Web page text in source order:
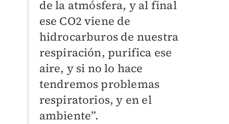
de la atmósfera, y al final
ese CO2 viene de
hidrocarburos de nuestra
respiración, purifica ese
aire, y si no lo hace
tendremos problemas
respiratorios, y en el
ambiente”.